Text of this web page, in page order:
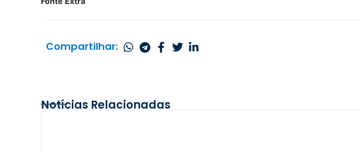
Compartilhar:
Notícias Relacionadas